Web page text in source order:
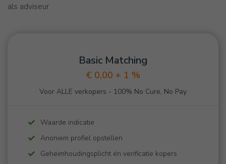
als adviseur.
Basic Matching
€ 0,00 + 1 %
Voor ALLE verkopers - 100% No Cure, No Pay
Waarde indicatie
Anoniem profiel opstellen
Geheimhoudingsplicht én verificatie kopers